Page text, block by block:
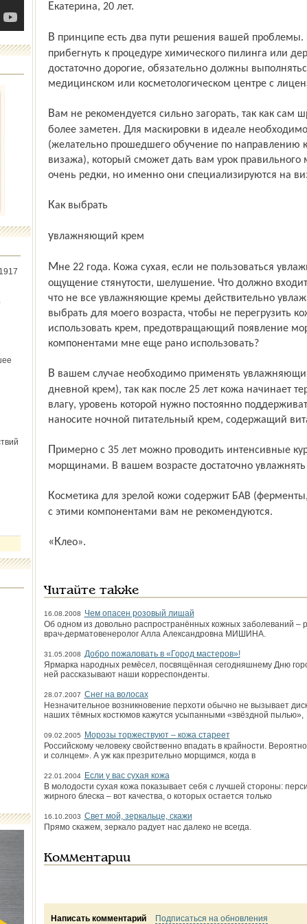
Екатерина, 20 лет.
В принципе есть два пути решения вашей проблемы. Первый, кардинальный –
прибегнуть к процедуре химического пилинга или
достаточно дорогие, обязательно должны
медицинском или косметологическом центре с
Вам не рекомендуется сильно загорать, так как сам шрам не загорит и контраст будет
более заметен. Для маскировки в идеале
(желательно прошедшего обучение по направлению
визажа), который сможет дать вам урок правильного
очень редки, но именно они специализируются на
Как выбрать
увлажняющий крем
Мне 22 года. Кожа сухая, если не пользоваться увлажняющим кремом, то появляются
ощущение стянутости, шелушение. Что должно
что не все увлажняющие кремы действительно
выбрать для моего возраста, чтобы не перегрузить
использовать крем, предотвращающий появление
компонентами мне еще рано использовать?
В вашем случае необходимо применять увлажняющий крем, гель (или увлажняющий
дневной крем), так как после 25 лет кожа начинает
влагу, уровень которой нужно постоянно
наносите ночной питательный крем, содержащий
Примерно с 35 лет можно проводить интенсивные курсы, направленные на борьбу с
морщинами. В вашем возрасте достаточно увлажнять
Косметика для зрелой кожи содержит БАВ (ферменты, фитогормоны), поэтому кремы
с этими компонентами вам не рекомендуются.
«Клео».
Читайте также
16.08.2008
Чем опасен розовый лишай
Об одном из довольно распространённых кожных заболеваний –
врач-дерматовенеролог Алла Александровна МИШИНА.
31.05.2008 Добро пожаловать в «Город мастеров»!
Ярмарка народных ремёсел, посвящённая сегодняшнему Дню
ней рассказывают наши корреспонденты.
28.07.2007 Снег на волосах
Незначительное возникновение перхоти обычно не вызывает
наших тёмных костюмов кажутся усыпанными «звёздной пылью»,
09.02.2005
Морозы торжествуют – кожа стареет
Российскому человеку свойственно впадать в крайности.
и солнцем». А уж как презрительно морщимся, когда в
22.01.2004
Если у вас сухая кожа
В молодости сухая кожа показывает себя с лучшей стороны:
жирного блеска – вот качества, о которых остается только
16.10.2003 Cвет мой, зеркальце, скажи
Прямо скажем, зеркало радует нас далеко не всегда.
Комментарии
Написать комментарий Подписаться на обновления